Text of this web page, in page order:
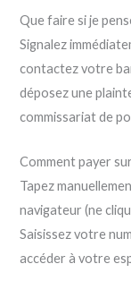
Que faire si je
Signalez
contactez votre
déposez une
commissariat de
Comment payer
Tapez
navigateur (ne
Saisissez votre
accéder à votre